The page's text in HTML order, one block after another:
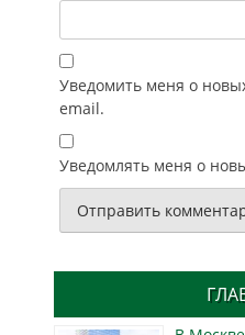
Уведомить меня о
email.
Уведомлять меня о